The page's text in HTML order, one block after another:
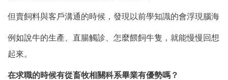
但賣飼料與客戶溝通的時候，發現以前學知識的會浮現腦海
例如說牛的生產、直腸觸診、怎麼餵飼牛隻，就能慢慢回想
起來。
在求職的時候有從畜牧相關科系畢業有優勢嗎？